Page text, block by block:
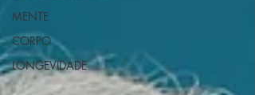
MENTE
CORPO
LONGEVIDADE